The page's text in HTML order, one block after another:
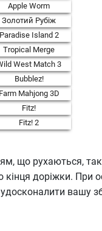
Apple Worm
Золотий Рубіж
Paradise Island 2
Tropical Merge
West Match 3
Bubblez!
Farm Mahjong 3D
Fitz!
Fitz! 2
що рухаються,
доріжки. При
удосконалити вашу